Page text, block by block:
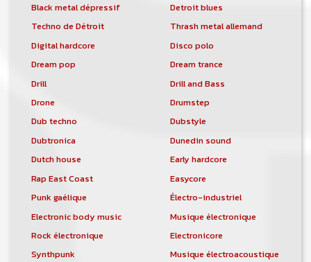
Black metal dépressif
Detroit blues
Techno de Détroit
Thrash metal allemand
Digital hardcore
Disco polo
Dream pop
Dream trance
Drill
Drill and Bass
Drone
Drumstep
Dub techno
Dubstyle
Dubtronica
Dunedin sound
Dutch house
Early hardcore
Rap East Coast
Easycore
Punk gaélique
Électro-industriel
Electronic body music
Musique électronique
Rock électronique
Electronicore
Synthpunk
Musique électroacoustique